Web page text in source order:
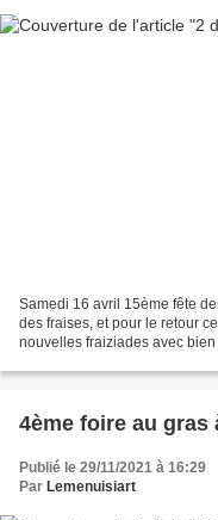
Samedi 16 avril 15ème fête
des fraises, et pour le retour
nouvelles fraiziades avec
4ème foire au gras
Publié le 29/11/2021 à 16:29
Par Lemenuisiart